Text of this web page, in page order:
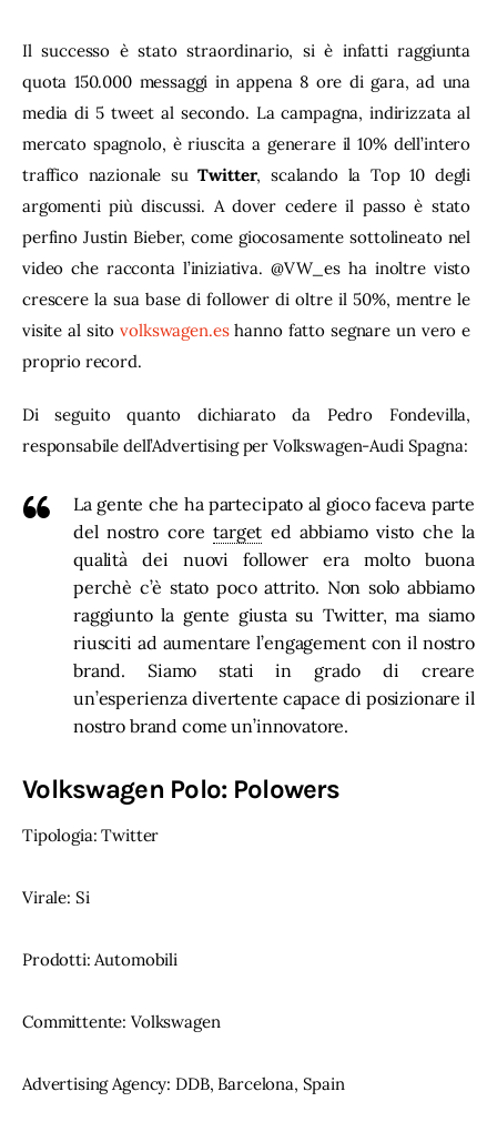
Il successo è stato straordinario, si è infatti raggiunta
quota 150.000 messaggi in appena 8 ore di gara, ad una
media di 5 tweet al secondo. La campagna, indirizzata al
mercato spagnolo, è riuscita a generare il 10% dell’intero
traffico nazionale su Twitter, scalando la Top 10 degli
argomenti più discussi. A dover cedere il passo è stato
perfino Justin Bieber, come giocosamente sottolineato nel
video che racconta l’iniziativa. @VW_es ha inoltre visto
crescere la sua base di follower di oltre il 50%, mentre le
visite al sito volkswagen.es hanno fatto segnare un vero e
proprio record.
Di seguito quanto dichiarato da Pedro Fondevilla,
responsabile dell’Advertising per Volkswagen-Audi Spagna:
La gente che ha partecipato al gioco faceva parte
del nostro coretarget ed abbiamo visto che la
qualità dei nuovi follower era molto buona
perchè c’è stato poco attrito. Non solo abbiamo
raggiunto la gente giusta su Twitter, ma siamo
riusciti ad aumentare l’engagement con il nostro
brand. Siamo stati in grado di creare
un’esperienza divertente capace di posizionare il
nostro brand come un’innovatore.
Volkswagen Polo: Polowers
Tipologia: Twitter
Virale: Si
Prodotti: Automobili
Committente: Volkswagen
Advertising Agency: DDB, Barcelona, Spain